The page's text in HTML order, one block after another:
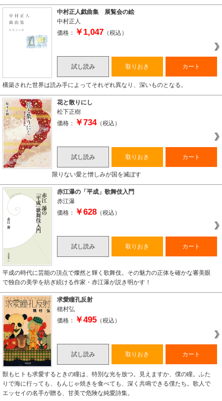
中村正人戯曲集 展覧会の絵
中村正人
価格：
￥1,047 （税込）
試し読み 取りおき カート
構築された世界は読み手によってそれぞれ異なり、深いものとなる。
花と散りにし
松下正樹
価格：
￥734（税込）
試し読み 取りおき カート
限りない愛と憎しみが国を滅ぼす
赤江瀑の「平成」歌舞伎入門
赤江瀑
価格：
￥628 （税込）
試し読み 取りおき カート
平成の時代に芸能の頂点で燦然と輝く歌舞伎。その魅力の正体を確かな審美眼
で独自の美学を紡ぎ続ける作家・赤江瀑が説き明かす！
求愛瞳孔反射
穂村弘
価格：
￥495 （税込）
試し読み 取りおき カート
獣もヒトも求愛するときの瞳は、特別な光を放つ。見えますか、僕の瞳。ふた
りで海に行っても、もんじゃ焼きを食べても、深く共鳴できる僕たち。歌人で
エッセイの名手が贈る、甘美で危険な純愛詩集。